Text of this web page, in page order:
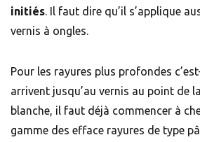
initiés. Il faut dire qu’il s’applique
vernis à ongles.
Pour les rayures plus profondes
arrivent jusqu’au vernis au point de
blanche, il faut déjà commencer à
gamme des efface rayures de type